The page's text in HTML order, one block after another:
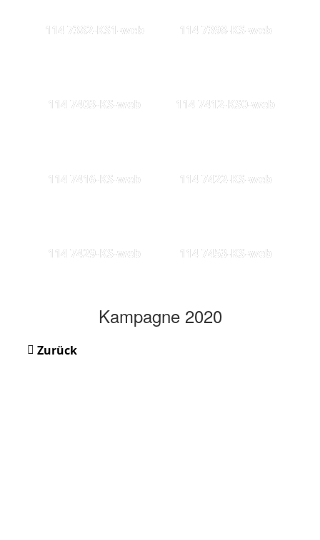
114 7382-KS1-web 114 7398-KS-web
114 7403-KS-web 114 7412-KS0-web
114 7416-KS-web 114 7422-KS-web
114 7429-KS-web 114 7453-KS-web
Kampagne 2020
Zurück